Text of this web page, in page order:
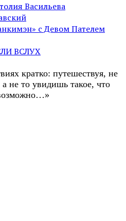
Васильева
с Девом Пателем
ВСЛУХ
кратко: путешествуя, не
не то увидишь такое, что